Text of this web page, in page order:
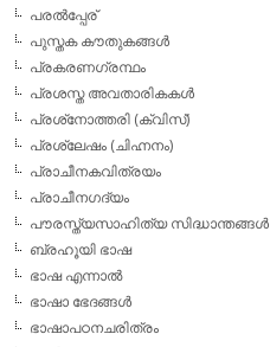
പരല്‍പ്പേര്
പുസ്തക കൗതുകങ്ങള്‍
പ്രകരണഗ്രന്ഥം
പ്രശസ്ത അവതാരികകള്‍
പ്രശ്‌നോത്തരി (ക്വിസ്)
പ്രശ്ലേഷം (ചിഹ്നനം)
പ്രാചീനകവിത്രയം
പ്രാചീനഗദ്യം
പൗരസ്ത്യസാഹിത്യ സിദ്ധാന്തങ്ങള്‍
ബ്രഹൂയി ഭാഷ
ഭാഷ എന്നാല്‍
ഭാഷാ ഭേദങ്ങള്‍
ഭാഷാപഠനചരിത്രം